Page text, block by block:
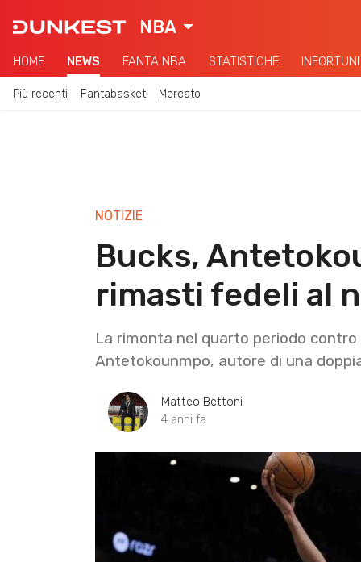
NBA
HOME NEWS FANTA NBA STATISTICHE INFORTUNI
Più recenti Fantabasket Mercato
NOTIZIE
Bucks,
rimasti fedeli al
La rimonta nel quarto periodo
Antetokounmpo, autore di una
Matteo Bettoni
4 anni fa